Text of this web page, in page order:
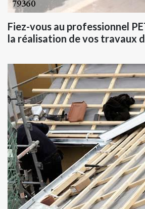
Fiez-vous au professionnel
la réalisation de vos travaux